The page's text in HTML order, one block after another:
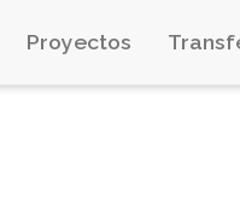
Proyectos